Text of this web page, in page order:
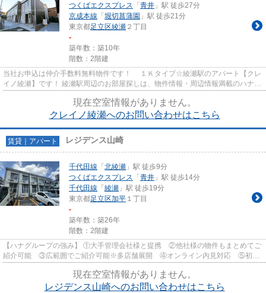
つくばエクスプレス 「 青井 」駅 徒歩27分
京成本線 「 堀切菖蒲園 」駅 徒歩21分
東京都足立区綾瀬 ２丁目
-
築年数：築10年
階数：2階建
当社お申込は仲介手数料無料物件です！ １Ｋタイプ☆綾瀬駅のアパート【クレ
イノ綾瀬】です！ 綾瀬駅周辺のお部屋探しは、物件情報・周辺情報満載のハナイ
現在空室情報がありません。
クレイノ綾瀬へのお問い合わせはこちら
賃貸｜アパート レジデンス山崎
千代田線 「 北綾瀬 」駅 徒歩9分
つくばエクスプレス 「 青井 」駅 徒歩14分
千代田線 「 綾瀬 」駅 徒歩19分
東京都足立区加平 １丁目
-
築年数：築26年
階数：2階建
【ハナグループの強み】 ①大手管理会社様と提携 ②他社様の物件もまとめてご
紹介可能 ③広範囲でご紹介可能※多店舗展開 ④オンライン内見対応 ⑤初期
現在空室情報がありません。
レジデンス山崎へのお問い合わせはこちら